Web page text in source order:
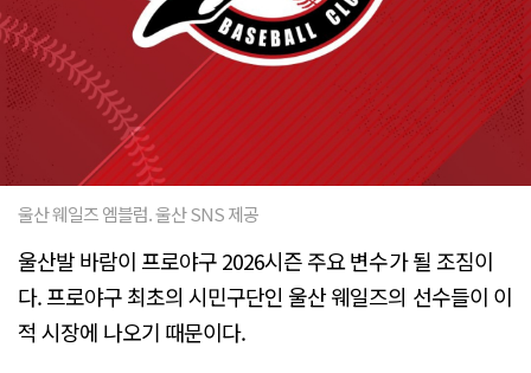
울산 웨일즈 엠블럼. 울산 SNS 제공
울산발 바람이 프로야구 2026시즌 주요 변수가 될 조짐이
다. 프로야구 최초의 시민구단인 울산 웨일즈의 선수들이 이
적 시장에 나오기 때문이다.